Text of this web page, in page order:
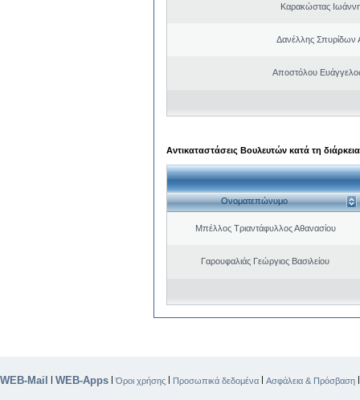
Καρακώστας
Δανέλλης Σπυρίδων
Αποστόλου
Αντικαταστάσεις Βουλευτών κατά τη
Ονοματεπώνυμο
Μπέλλος Τριαντάφυλλος Αθανασίου
Γαρουφαλιάς Γεώργιος Βασιλείου
WEB-Mail | WEB-Apps |Όροι χρήσης | Προσωπικά δεδομένα | Ασφάλεια & Πρόσβαση